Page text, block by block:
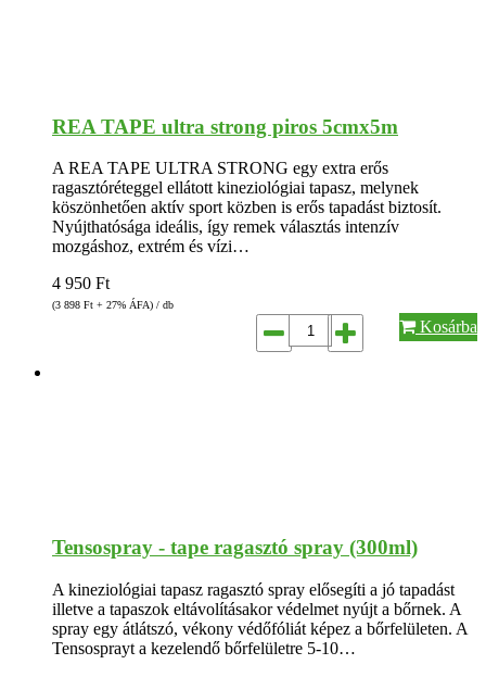
REA TAPE ultra strong piros 5cmx5m
A REA TAPE ULTRA STRONG egy extra erős
ragasztóréteggel ellátott kineziológiai tapasz, melynek
köszönhetően aktív sport közben is erős tapadást biztosít.
Nyújthatósága ideális, így remek választás intenzív
mozgáshoz, extrém és vízi…
4 950 Ft
(3 898 Ft + 27% ÁFA) / db
Kosárba
Tensospray - tape ragasztó spray (300ml)
A kineziológiai tapasz ragasztó spray elősegíti a jó tapadást
illetve a tapaszok eltávolításakor védelmet nyújt a bőrnek. A
spray egy átlátszó, vékony védőfóliát képez a bőrfelületen. A
Tensosprayt a kezelendő bőrfelületre 5-10…